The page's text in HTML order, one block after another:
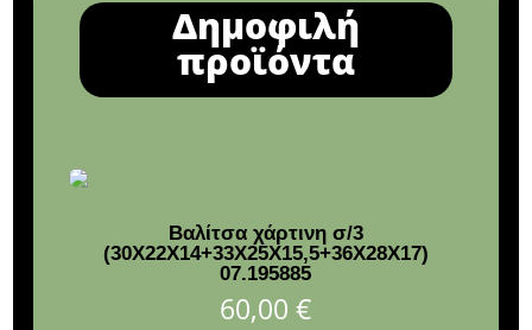
Δημοφιλή
προϊόντα
Βαλίτσα χάρτινη σ/3
(30Χ22Χ14+33Χ25Χ15,5+36Χ28Χ17)
07.195885
60,00 €